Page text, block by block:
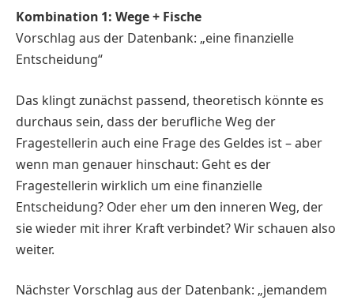
Kombination 1: Wege + Fische
Vorschlag aus der Datenbank: „eine finanzielle
Entscheidung“
Das klingt zunächst passend, theoretisch könnte es
durchaus sein, dass der berufliche Weg der
Fragestellerin auch eine Frage des Geldes ist – aber
wenn man genauer hinschaut: Geht es der
Fragestellerin wirklich um eine finanzielle
Entscheidung? Oder eher um den inneren Weg, der
sie wieder mit ihrer Kraft verbindet? Wir schauen also
weiter.
Nächster Vorschlag aus der Datenbank: „jemandem